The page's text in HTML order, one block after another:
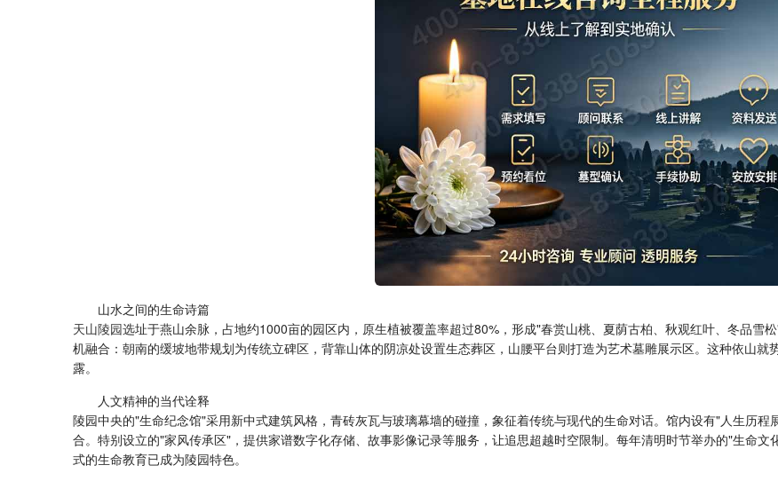
山水之间的生命诗篇
天山陵园选址于燕山余脉，占地约1000亩的园区内，原生植被覆盖率超过80%，形成"春赏山桃、夏荫古柏、秋观红叶、冬品雪
机融合：朝南的缓坡地带规划为传统立碑区，背靠山体的阴凉处设置生态葬区，山腰平台则打造为艺术墓雕展示区。这种依山
露。
人文精神的当代诠释
陵园中央的"生命纪念馆"采用新中式建筑风格，青砖灰瓦与玻璃幕墙的碰撞，象征着传统与现代的生命对话。馆内设有"人生历
合。特别设立的"家风传承区"，提供家谱数字化存储、故事影像记录等服务，让追思超越时空限制。每年清明时节举办的"生命
式的生命教育已成为陵园特色。